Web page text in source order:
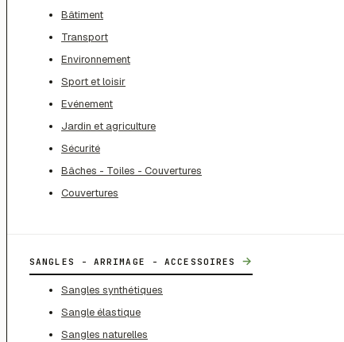
Bâtiment
Transport
Environnement
Sport et loisir
Evénement
Jardin et agriculture
Sécurité
Bâches - Toiles - Couvertures
Couvertures
SANGLES - ARRIMAGE - ACCESSOIRES →
Sangles synthétiques
Sangle élastique
Sangles naturelles